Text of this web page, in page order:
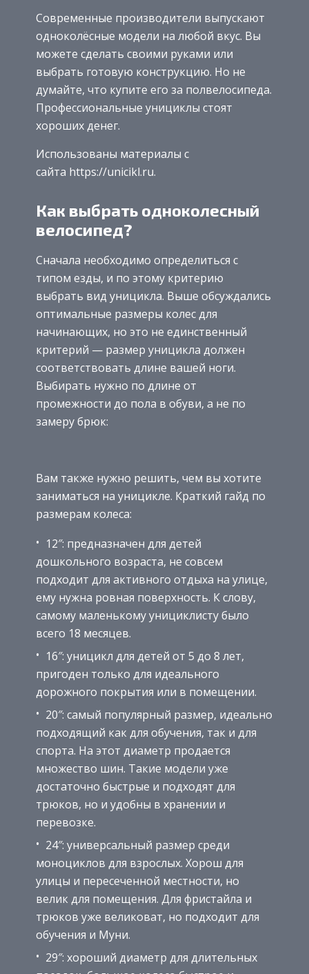
Современные производители выпускают
одноколёсные модели на любой вкус. Вы
можете сделать своими руками или
выбрать готовую конструкцию. Но не
думайте, что купите его за полвелосипеда.
Профессиональные унициклы стоят
хороших денег.
Использованы материалы с
сайта https://unicikl.ru.
Как выбрать одноколесный
велосипед?
Сначала необходимо определиться с
типом езды, и по этому критерию
выбрать вид уницикла. Выше обсуждались
оптимальные размеры колес для
начинающих, но это не единственный
критерий — размер уницикла должен
соответствовать длине вашей ноги.
Выбирать нужно по длине от
промежности до пола в обуви, а не по
замеру брюк:
Вам также нужно решить, чем вы хотите
заниматься на уницикле. Краткий гайд по
размерам колеса:
12″: предназначен для детей
дошкольного возраста, не совсем
подходит для активного отдыха на улице,
ему нужна ровная поверхность. К слову,
самому маленькому унициклисту было
всего 18 месяцев.
16″: уницикл для детей от 5 до 8 лет,
пригоден только для идеального
дорожного покрытия или в помещении.
20″: самый популярный размер, идеально
подходящий как для обучения, так и для
спорта. На этот диаметр продается
множество шин. Такие модели уже
достаточно быстрые и подходят для
трюков, но и удобны в хранении и
перевозке.
24″: универсальный размер среди
моноциклов для взрослых. Хорош для
улицы и пересеченной местности, но
велик для помещения. Для фристайла и
трюков уже великоват, но подходит для
обучения и Муни.
29″: хороший диаметр для длительных